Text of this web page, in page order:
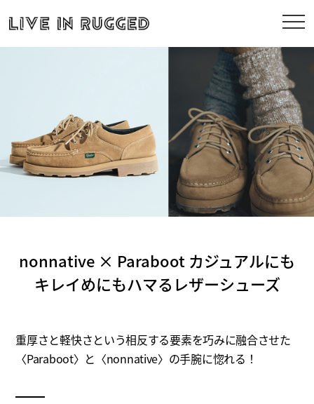
nonnative × Paraboot カジュアルにも
キレイめにもハマるレザーシューズ
重厚さと軽快さという相反する要素を巧みに融合させた
〈Paraboot〉と〈nonnative〉の手腕に惚れる！